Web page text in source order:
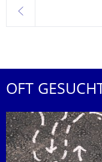
zurück
OFT GESUCHT